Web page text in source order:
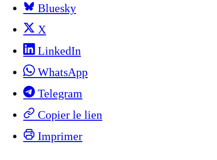
Bluesky
X
LinkedIn
WhatsApp
Telegram
Copier le lien
Imprimer